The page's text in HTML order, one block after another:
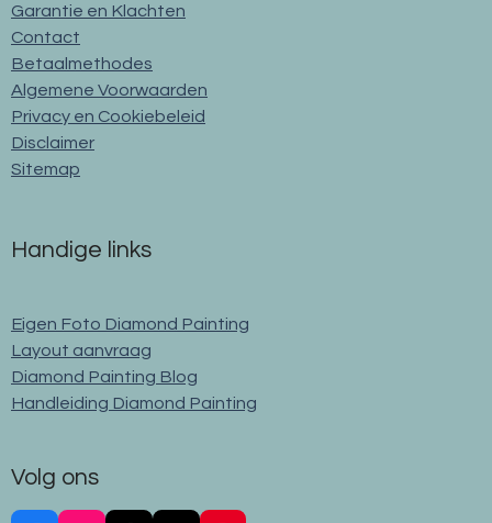
Garantie en Klachten
Contact
Betaalmethodes
Algemene Voorwaarden
Privacy en Cookiebeleid
Disclaimer
Sitemap
Handige links
Eigen Foto Diamond Painting
Layout aanvraag
Diamond Painting Blog
Handleiding Diamond Painting
Volg ons